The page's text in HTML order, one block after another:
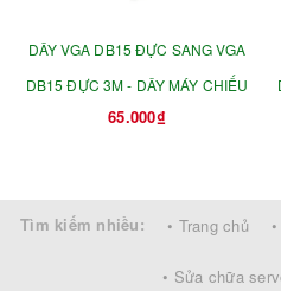
DÂY VGA DB15 ĐỰC SANG VGA
DB15 ĐỰC 3M - DÂY MÁY CHIẾU
65.000₫
Tìm kiếm nhiều: • Trang chủ
• Sửa chữa